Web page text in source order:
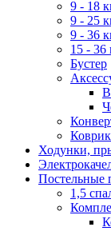
9 - 18
9 - 25
9 - 36
15 - 36
Бустер
Ходунки,
Постельные
1,5